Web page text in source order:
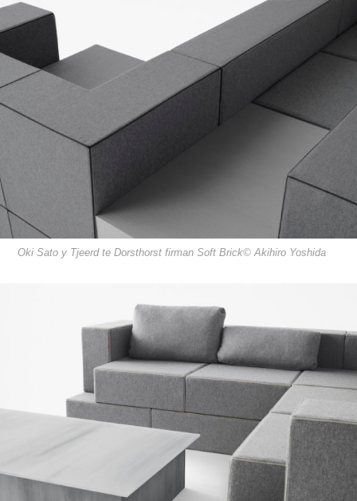
Oki Sato y Tjeerd te Dorsthorst firman Soft Brick© Akihiro Yoshida